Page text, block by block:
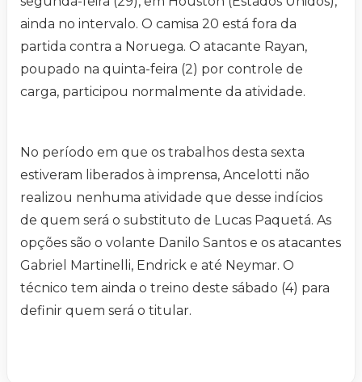
ainda no intervalo. O camisa 20 está fora da
partida contra a Noruega. O atacante Rayan,
poupado na quinta-feira (2) por controle de
carga, participou normalmente da atividade.
No período em que os trabalhos desta sexta
estiveram liberados à imprensa, Ancelotti não
realizou nenhuma atividade que desse indícios
de quem será o substituto de Lucas Paquetá. As
opções são o volante Danilo Santos e os atacantes
Gabriel Martinelli, Endrick e até Neymar. O
técnico tem ainda o treino deste sábado (4) para
definir quem será o titular.